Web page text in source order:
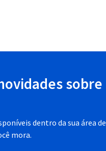
sobre
dentro da sua área de
mora.